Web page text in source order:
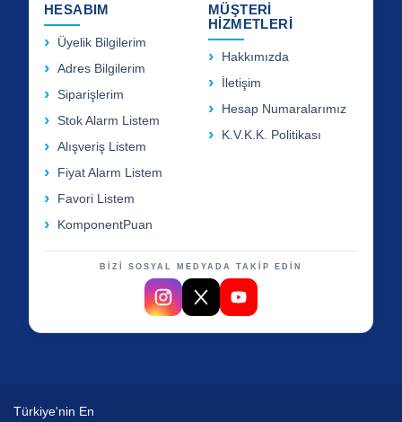
HESABIM
Üyelik Bilgilerim
Adres Bilgilerim
Siparişlerim
Stok Alarm Listem
Alışveriş Listem
Fiyat Alarm Listem
Favori Listem
KomponentPuan
MÜŞTERİ
HİZMETLERİ
Hakkımızda
İletişim
Hesap Numaralarımız
K.V.K.K. Politikası
BİZİ SOSYAL MEDYADA TAKİP EDİN
Türkiye'nin En